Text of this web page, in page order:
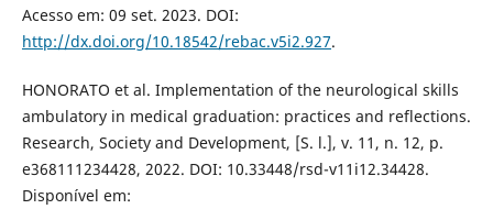
Acesso em: 09 set. 2023. DOI:
http://dx.doi.org/10.18542/rebac.v5i2.927.
HONORATO et al. Implementation of the neurological skills
ambulatory in medical graduation: practices and reflections.
Research, Society and Development, [S. l.], v. 11, n. 12, p.
e368111234428, 2022. DOI: 10.33448/rsd-v11i12.34428.
Disponível em: